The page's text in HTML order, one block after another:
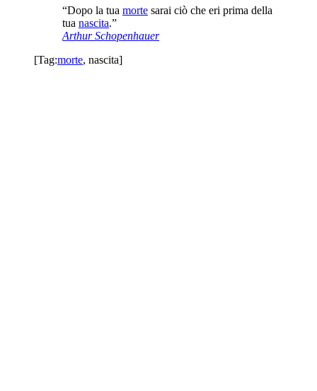
“Dopo la tua morte sarai ciò che eri prima della
tua nascita.”
Arthur Schopenhauer
[Tag:morte, nascita]